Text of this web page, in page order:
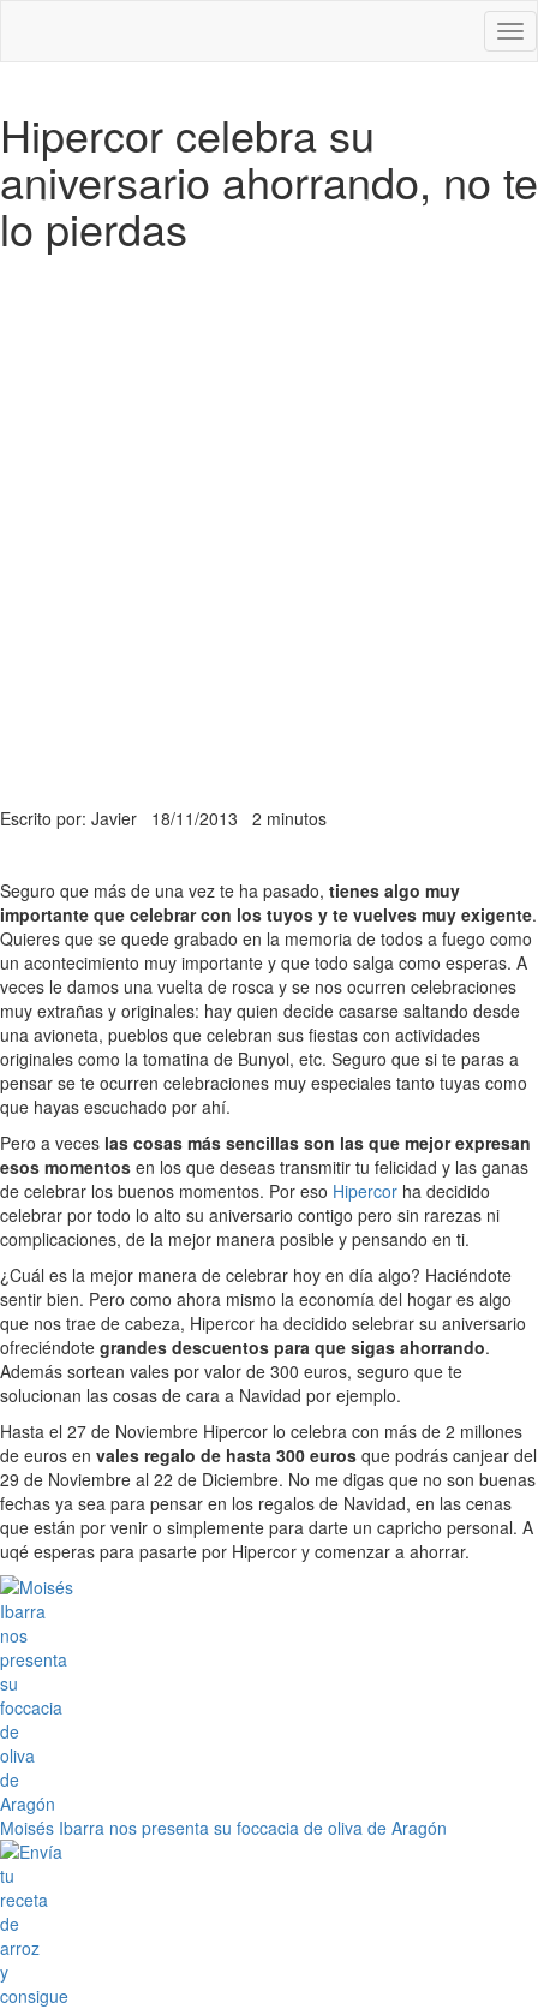
Hipercor celebra su
aniversario ahorrando, no te
lo pierdas
Escrito por: Javier 18/11/2013 2 minutos
Seguro que más de una vez te ha pasado, tienes algo muy
importante que celebrar con los tuyos y te vuelves muy exigente.
Quieres que se quede grabado en la memoria de todos a fuego como
un acontecimiento muy importante y que todo salga como esperas. A
veces le damos una vuelta de rosca y se nos ocurren celebraciones
muy extrañas y originales: hay quien decide casarse saltando desde
una avioneta, pueblos que celebran sus fiestas con actividades
originales como la tomatina de Bunyol, etc. Seguro que si te paras a
pensar se te ocurren celebraciones muy especiales tanto tuyas como
que hayas escuchado por ahí.
Pero a veces las cosas más sencillas son las que mejor expresan
esos momentos en los que deseas transmitir tu felicidad y las ganas
de celebrar los buenos momentos. Por eso Hipercor ha decidido
celebrar por todo lo alto su aniversario contigo pero sin rarezas ni
complicaciones, de la mejor manera posible y pensando en ti.
¿Cuál es la mejor manera de celebrar hoy en día algo? Haciéndote
sentir bien. Pero como ahora mismo la economía del hogar es algo
que nos trae de cabeza, Hipercor ha decidido selebrar su aniversario
ofreciéndote grandes descuentos para que sigas ahorrando.
Además sortean vales por valor de 300 euros, seguro que te
solucionan las cosas de cara a Navidad por ejemplo.
Hasta el 27 de Noviembre Hipercor lo celebra con más de 2 millones
de euros en vales regalo de hasta 300 euros que podrás canjear del
29 de Noviembre al 22 de Diciembre. No me digas que no son buenas
fechas ya sea para pensar en los regalos de Navidad, en las cenas
que están por venir o simplemente para darte un capricho personal. A
uqé esperas para pasarte por Hipercor y comenzar a ahorrar.
Moisés Ibarra nos presenta su foccacia de oliva de Aragón